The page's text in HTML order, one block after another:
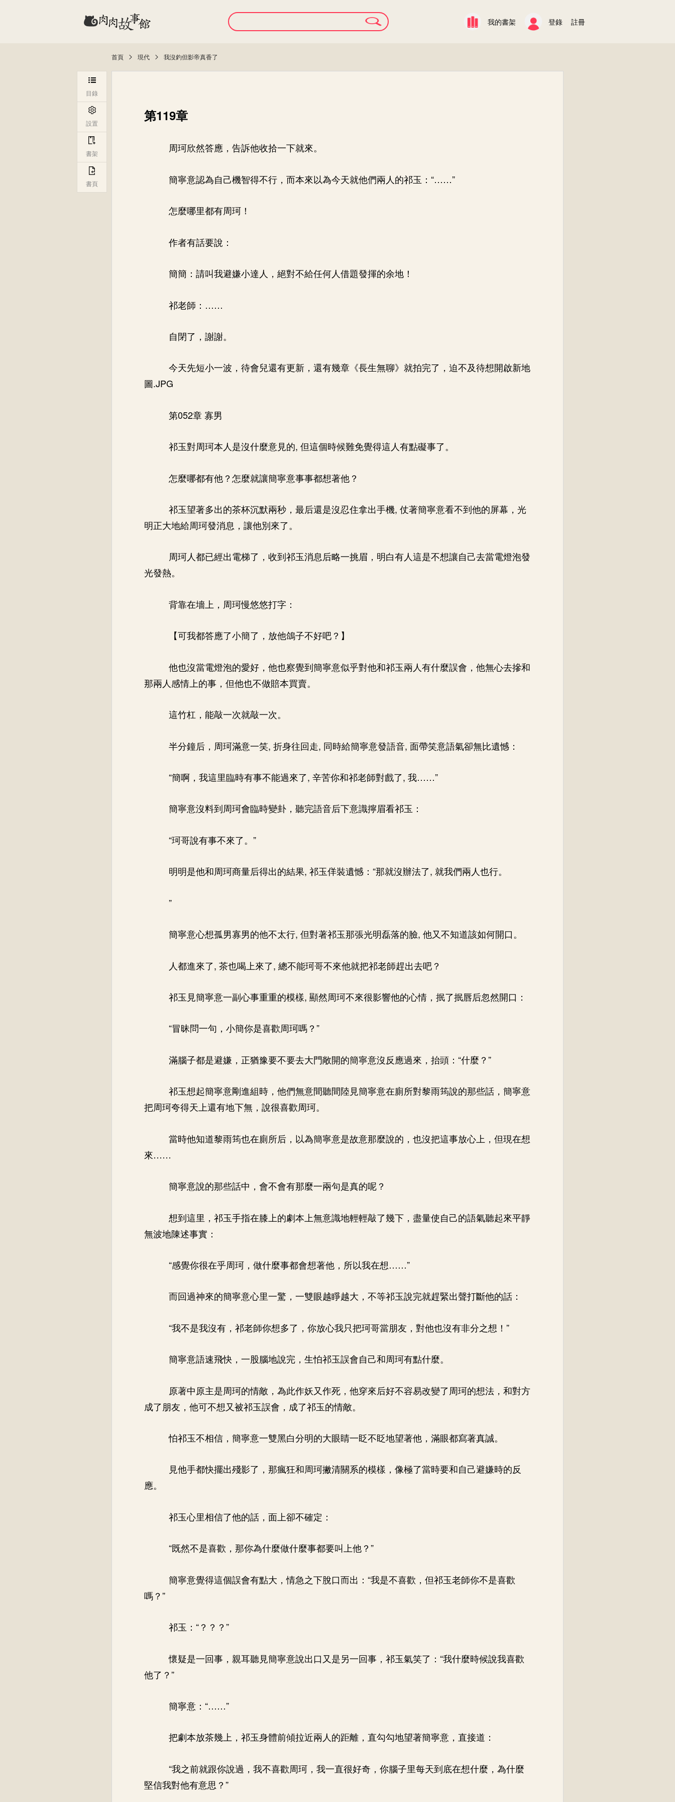
我的書架 登錄 註冊
首頁 現代 我沒釣但影帝真香了
目錄
設置
書架
書頁
第119章
周珂欣然答應，告訴他收拾一下就來。
簡寧意認為自己機智得不行，而本來以為今天就他們兩人的祁玉：“……”
怎麼哪里都有周珂！
作者有話要說：
簡簡：請叫我避嫌小達人，絕對不給任何人借題發揮的余地！
祁老師：……
自閉了，謝謝。
今天先短小一波，待會兒還有更新，還有幾章《長生無聊》就拍完了，迫不及待想開啟新地
圖.JPG
第052章 寡男
祁玉對周珂本人是沒什麼意見的, 但這個時候難免覺得這人有點礙事了。
怎麼哪都有他？怎麼就讓簡寧意事事都想著他？
祁玉望著多出的茶杯沉默兩秒，最后還是沒忍住拿出手機, 仗著簡寧意看不到他的屏幕，光
明正大地給周珂發消息，讓他別來了。
周珂人都已經出電梯了，收到祁玉消息后略一挑眉，明白有人這是不想讓自己去當電燈泡發
光發熱。
背靠在墻上，周珂慢悠悠打字：
【可我都答應了小簡了，放他鴿子不好吧？】
他也沒當電燈泡的愛好，他也察覺到簡寧意似乎對他和祁玉兩人有什麼誤會，他無心去摻和
那兩人感情上的事，但他也不做賠本買賣。
這竹杠，能敲一次就敲一次。
半分鐘后，周珂滿意一笑, 折身往回走, 同時給簡寧意發語音, 面帶笑意語氣卻無比遺憾：
“簡啊，我這里臨時有事不能過來了, 辛苦你和祁老師對戲了, 我……”
簡寧意沒料到周珂會臨時變卦，聽完語音后下意識擰眉看祁玉：
“珂哥說有事不來了。”
明明是他和周珂商量后得出的結果, 祁玉佯裝遺憾：“那就沒辦法了, 就我們兩人也行。
”
簡寧意心想孤男寡男的他不太行, 但對著祁玉那張光明磊落的臉, 他又不知道該如何開口。
人都進來了, 茶也喝上來了, 總不能珂哥不來他就把祁老師趕出去吧？
祁玉見簡寧意一副心事重重的模樣, 顯然周珂不來很影響他的心情，抿了抿唇后忽然開口：
“冒昧問一句，小簡你是喜歡周珂嗎？”
滿腦子都是避嫌，正猶豫要不要去大門敞開的簡寧意沒反應過來，抬頭：“什麼？”
祁玉想起簡寧意剛進組時，他們無意間聽間陸見簡寧意在廁所對黎雨筠說的那些話，簡寧意
把周珂夸得天上還有地下無，說很喜歡周珂。
當時他知道黎雨筠也在廁所后，以為簡寧意是故意那麼說的，也沒把這事放心上，但現在想
來……
簡寧意說的那些話中，會不會有那麼一兩句是真的呢？
想到這里，祁玉手指在膝上的劇本上無意識地輕輕敲了幾下，盡量使自己的語氣聽起來平靜
無波地陳述事實：
“感覺你很在乎周珂，做什麼事都會想著他，所以我在想……”
而回過神來的簡寧意心里一驚，一雙眼越睜越大，不等祁玉說完就趕緊出聲打斷他的話：
“我不是我沒有，祁老師你想多了，你放心我只把珂哥當朋友，對他也沒有非分之想！”
簡寧意語速飛快，一股腦地說完，生怕祁玉誤會自己和周珂有點什麼。
原著中原主是周珂的情敵，為此作妖又作死，他穿來后好不容易改變了周珂的想法，和對方
成了朋友，他可不想又被祁玉誤會，成了祁玉的情敵。
怕祁玉不相信，簡寧意一雙黑白分明的大眼睛一眨不眨地望著他，滿眼都寫著真誠。
見他手都快擺出殘影了，那瘋狂和周珂撇清關系的模樣，像極了當時要和自己避嫌時的反
應。
祁玉心里相信了他的話，面上卻不確定：
“既然不是喜歡，那你為什麼做什麼事都要叫上他？”
簡寧意覺得這個誤會有點大，情急之下脫口而出：“我是不喜歡，但祁玉老師你不是喜歡
嗎？”
祁玉：“？？？”
懷疑是一回事，親耳聽見簡寧意說出口又是另一回事，祁玉氣笑了：“我什麼時候說我喜歡
他了？”
簡寧意：“……”
把劇本放茶幾上，祁玉身體前傾拉近兩人的距離，直勾勾地望著簡寧意，直接道：
“我之前就跟你說過，我不喜歡周珂，我一直很好奇，你腦子里每天到底在想什麼，為什麼
堅信我對他有意思？”